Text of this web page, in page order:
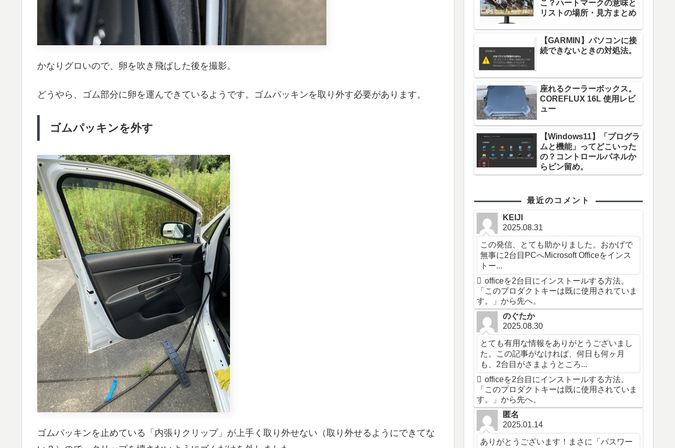
かなりグロいので、卵を吹き飛ばした後を撮影。
どうやら、ゴム部分に卵を運んできているようです。ゴムパッキンを取り外す必要があります。
ゴムパッキンを外す
ゴムパッキンを止めている「内張りクリップ」が上手く取り外せない（取り外せるようにできてな
こ？ハートマークの意味と
リストの場所・見方まとめ
【GARMIN】パソコンに接
続できないときの対処法。
座れるクーラーボックス。
COREFLUX 16L 使用レビ
ュー
【Windows11】「プログラ
ムと機能」ってどこいった
の？コントロールパネルか
らピン留め。
最近のコメント
KEIJI
2025.08.31
この発信、とても助かりました。おかげで
無事に2台目PCへMicrosoft Officeをインス
トー...
officeを2台目にインストールする方法。
「このプロダクトキーは既に使用されていま
す。」から先へ。
のぐたか
2025.08.30
とても有用な情報をありがとうございまし
た。この記事がなければ、何日も何ヶ月
も、2台目がさまようところ...
officeを2台目にインストールする方法。
「このプロダクトキーは既に使用されていま
す。」から先へ。
匿名
2025.01.14
ありがとうございます！まさに「パスワー